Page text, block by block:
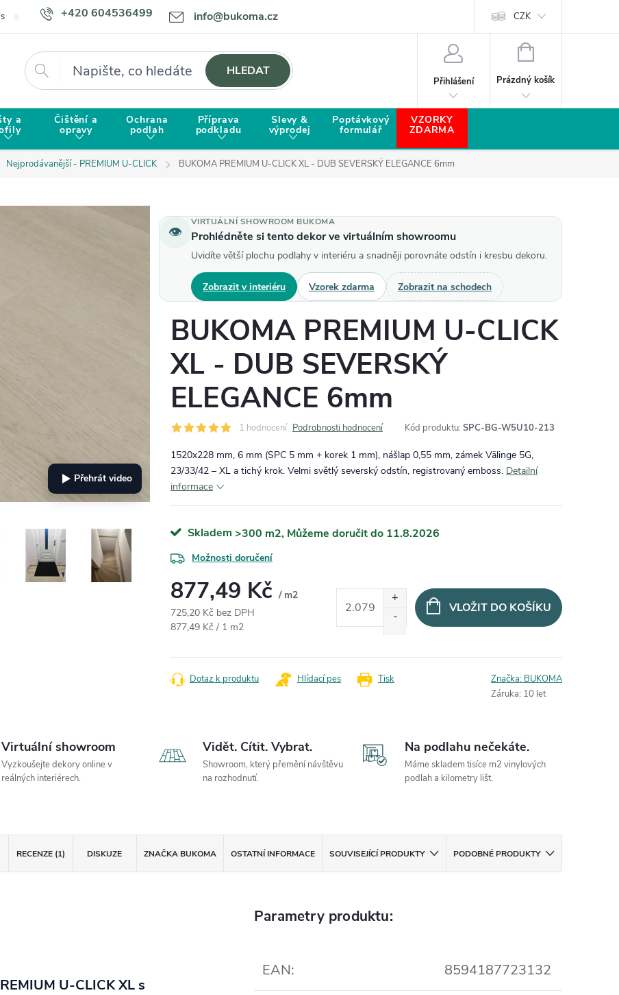
+420 604536499 info@bukoma.cz
Doprava a platba Proč zvolit BUKOMU? CZK
Hledat HLEDAT
Přihlášení
NÁKUPNÍ KOŠÍK
Prázdný košík
a Čištění a
opravy
Ochrana
podlah
Příprava
podkladu
Slevy &
výprodej
Poptávkový
formulář
VZORKY
ZDARMA
Nejprodávanější - PREMIUM U-CLICK BUKOMA PREMIUM U-CLICK XL - DUB SEVERSKÝ ELEGANCE 6mm
Přehrát video
👁
VIRTUÁLNÍ SHOWROOM BUKOMA
Prohlédněte si tento dekor ve virtuálním showroomu
Uvidíte větší plochu podlahy v interiéru a snadněji porovnáte odstín i kresbu dekoru.
Zobrazit v interiéru Vzorek zdarma Zobrazit na schodech
BUKOMA PREMIUM U-CLICK
XL - DUB SEVERSKÝ
ELEGANCE 6mm
1 hodnocení Podrobnosti hodnocení Kód produktu: SPC-BG-W5U10-213
1520x228 mm, 6 mm (SPC 5 mm + korek 1 mm), nášlap 0,55 mm, zámek Välinge 5G,
23/33/42 – XL a tichý krok. Velmi světlý severský odstín, registrovaný emboss. Detailní
informace
Skladem >300 m2 11.8.2026
Možnosti doručení
877,49 Kč / m2
725,20 Kč bez DPH
Měrná cena:
877,49 Kč / 1 m2
VLOŽIT DO KOŠÍKU
Tisk
Dotaz k produktu Hlídací pes Značka: BUKOMA
Záruka: 10 let
Virtuální showroom
Vyzkoušejte dekory online v
reálných interiérech.
Vidět. Cítit. Vybrat.
Showroom, který přemění návštěvu
na rozhodnutí.
Na podlahu nečekáte.
Máme skladem tisíce m2 vinylových
podlah a kilometry lišt.
RECENZE (1) DISKUZE ZNAČKABUKOMA OSTATNÍ INFORMACE SOUVISEJÍCÍ PRODUKTY PODOBNÉ PRODUKTY
U‑CLICK XL s
Parametry produktu:
EAN: 8594187723132